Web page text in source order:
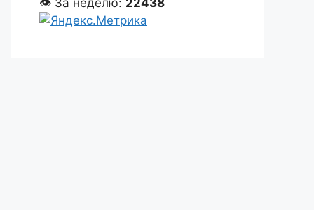
👁 За неделю: 22438